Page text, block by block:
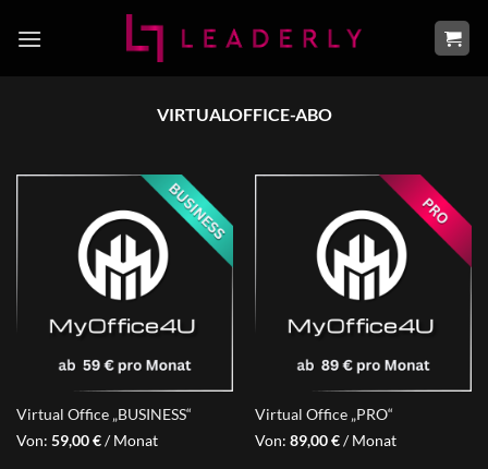
Inhalt
VIRTUALOFFICE-ABO
Virtual Office „BUSINESS“
Von: 59,00€ / Monat
Virtual Office „PRO“
Von: 89,00€ / Monat